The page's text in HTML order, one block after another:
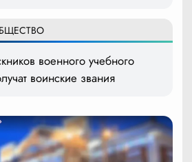
военного учебного
воинские звания